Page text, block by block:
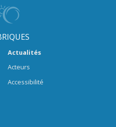
Actualités
Acteurs
Accessibilité